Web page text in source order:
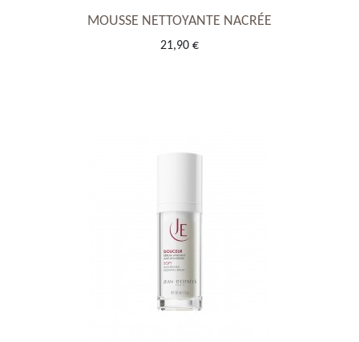
MOUSSE NETTOYANTE NACRÉE
21,90 €